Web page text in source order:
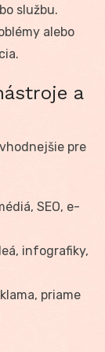
službu.
alebo
a
pre
SEO, e-
infografiky,
priame